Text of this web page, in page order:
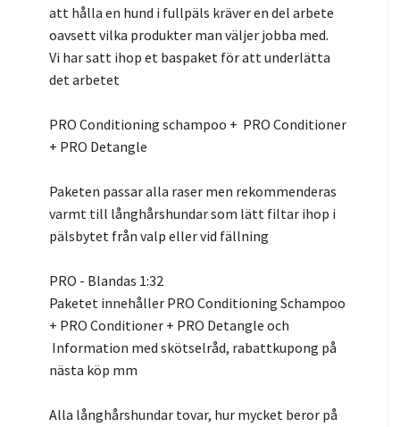
att hålla en hund i fullpäls kräver en del arbete
oavsett vilka produkter man väljer jobba med.
Vi har satt ihop et baspaket för att underlätta
det arbetet
PRO Conditioning schampoo + PRO Conditioner
+ PRO Detangle
Paketen passar alla raser men rekommenderas
varmt till långhårshundar som lätt filtar ihop i
pälsbytet från valp eller vid fällning
PRO - Blandas 1:32
Paketet innehåller PRO Conditioning Schampoo
+ PRO Conditioner + PRO Detangle och
Information med skötselråd, rabattkupong på
nästa köp mm
Alla långhårshundar tovar, hur mycket beror på